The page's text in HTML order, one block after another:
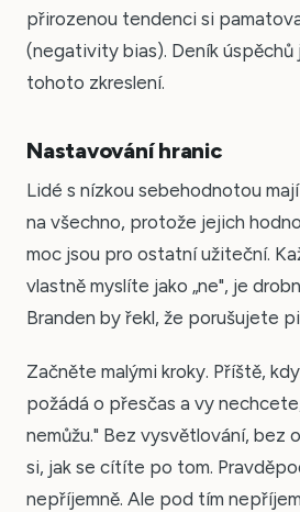
přirozenou tendenci si
(negativity bias). Deník úspěchů
tohoto zkreslení.
Nastavování hranic
Lidé s nízkou sebehodnotou
na všechno, protože jejich
moc jsou pro ostatní užiteční.
vlastně myslíte jako „ne", je
Branden by řekl, že porušujete
Začněte malými kroky. Příště,
požádá o přesčas a vy
nemůžu." Bez vysvětlování, bez
si, jak se cítíte po tom.
nepříjemně. Ale pod tím